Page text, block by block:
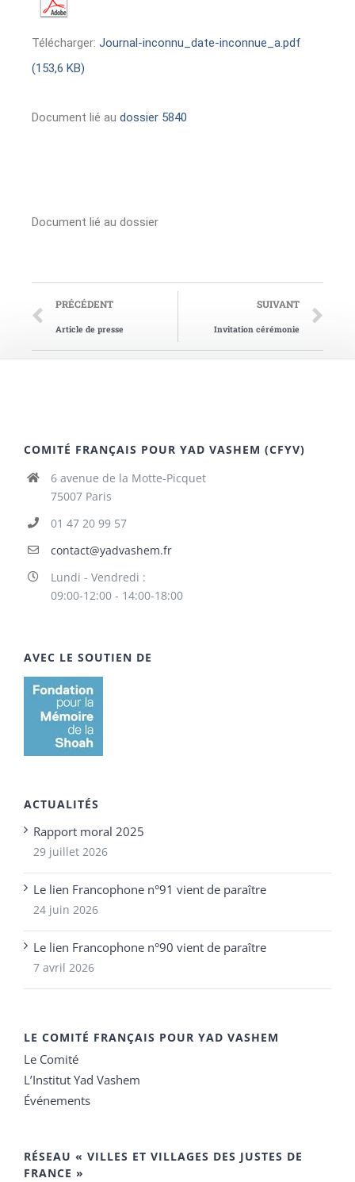
Télécharger: Journal-inconnu_date-inconnue_a.pdf
(153,6 KB)
Document lié au dossier 5840
Document lié au dossier
PRÉCÉDENT
Article de presse
SUIVANT
Invitation cérémonie
COMITÉ FRANÇAIS POUR YAD VASHEM (CFYV)
6 avenue de la Motte-Picquet
75007 Paris
01 47 20 99 57
contact@yadvashem.fr
Lundi - Vendredi :
09:00-12:00 - 14:00-18:00
AVEC LE SOUTIEN DE
ACTUALITÉS
Rapport moral 2025
29 juillet 2026
Le lien Francophone n°91 vient de paraître
24 juin 2026
Le lien Francophone n°90 vient de paraître
7 avril 2026
LE COMITÉ FRANÇAIS POUR YAD VASHEM
Le Comité
L’Institut Yad Vashem
Événements
RÉSEAU « VILLES ET VILLAGES DES JUSTES DE
FRANCE »